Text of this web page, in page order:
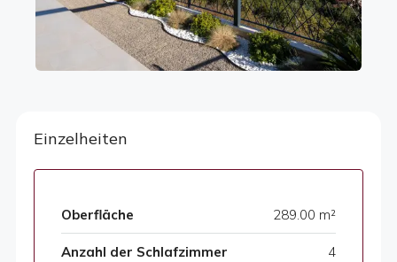
Einzelheiten
Oberfläche 289.00 m²
Anzahl der Schlafzimmer 4